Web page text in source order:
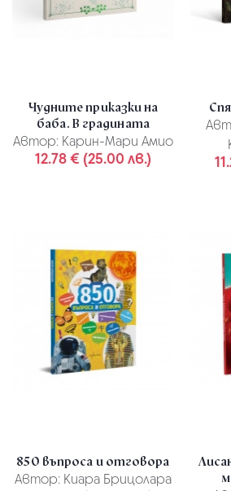
Чудните приказки на
баба. В градината
Автор: Карин-Мари Амио
12.78 € (25.00 лв.)
850 въпроса и отговора
Автор: Киара Брицолара